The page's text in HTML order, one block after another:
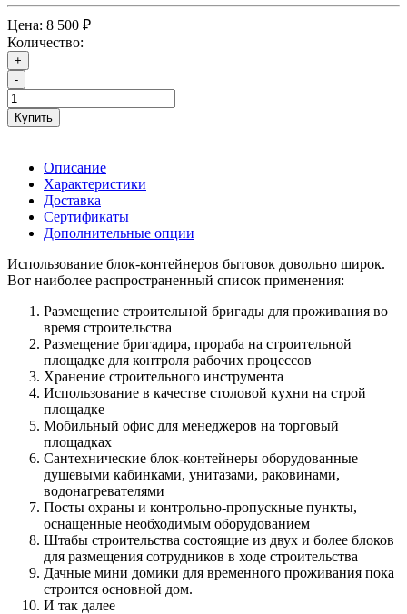
Цена: 8 500 ₽
Количество:
+
-
Купить
Описание
Характеристики
Доставка
Сертификаты
Дополнительные опции
Использование блок-контейнеров бытовок довольно широк.
Вот наиболее распространенный список применения:
Размещение строительной бригады для проживания во
время строительства
Размещение бригадира, прораба на строительной
площадке для контроля рабочих процессов
Хранение строительного инструмента
Использование в качестве столовой кухни на строй
площадке
Мобильный офис для менеджеров на торговый
площадках
Сантехнические блок-контейнеры оборудованные
душевыми кабинками, унитазами, раковинами,
водонагревателями
Посты охраны и контрольно-пропускные пункты,
оснащенные необходимым оборудованием
Штабы строительства состоящие из двух и более блоков
для размещения сотрудников в ходе строительства
Дачные мини домики для временного проживания пока
строится основной дом.
И так далее